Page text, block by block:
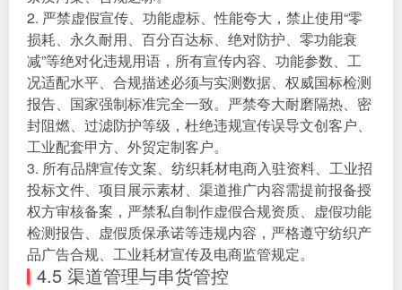
2. 严禁虚假宣传、功能虚标、性能夸大，禁止使用“零
损耗、永久耐用、百分百达标、绝对防护、零功能衰
减”等绝对化违规用语，所有宣传内容、功能参数、工
况适配水平、合规描述必须与实测数据、权威国标检测
报告、国家强制标准完全一致。严禁夸大耐磨隔热、密
封阻燃、过滤防护等级，杜绝违规宣传误导文创客户、
工业配套甲方、外贸定制客户。
3. 所有品牌宣传文案、纺织耗材电商入驻资料、工业招
投标文件、项目展示素材、渠道推广内容需提前报备授
权方审核备案，严禁私自制作虚假合规资质、虚假功能
检测报告、虚假质保承诺等违规内容，严格遵守纺织产
品广告合规、工业耗材宣传及电商监管规定。
4.5 渠道管理与串货管控